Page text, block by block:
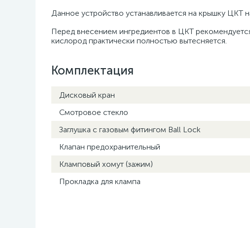
Данное устройство устанавливается на крышку ЦКТ
Перед внесением ингредиентов в ЦКТ
кислород практически полностью вытесняется.
Комплектация
Дисковый кран
Смотровое стекло
Заглушка с газовым фитингом Ball Lock
Клапан предохранительный
Кламповый хомут (зажим)
Прокладка для клампа